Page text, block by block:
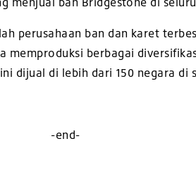
perusahaan ban dan karet
memproduksi berbagai
dijual di lebih dari 150 negara di
-end-